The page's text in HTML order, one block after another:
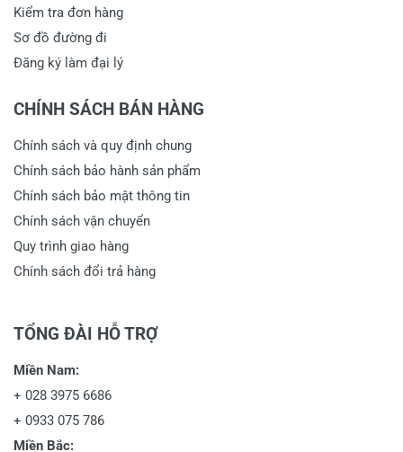
Kiểm tra đơn hàng
Sơ đồ đường đi
Đăng ký làm đại lý
CHÍNH SÁCH BÁN HÀNG
Chính sách và quy định chung
Chính sách bảo hành sản phẩm
Chính sách bảo mật thông tin
Chính sách vận chuyển
Quy trình giao hàng
Chính sách đổi trả hàng
TỔNG ĐÀI HỖ TRỢ
Miền Nam:
+ 028 3975 6686
+ 0933 075 786
Miền Bắc: